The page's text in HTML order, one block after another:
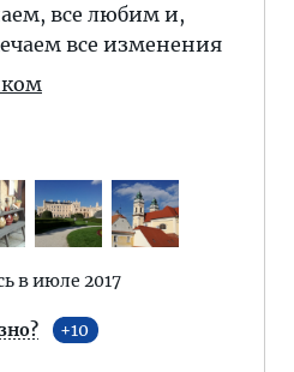
все любим и,
все изменения
в июле 2017
10